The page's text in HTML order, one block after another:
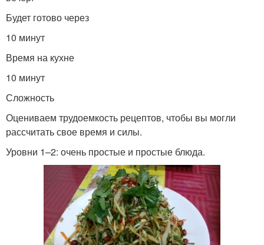
Будет готово через
10 минут
Время на кухне
10 минут
Сложность
Оцениваем трудоемкость рецептов, чтобы вы могли
рассчитать свое время и силы.
Уровни 1–2: очень простые и простые блюда.